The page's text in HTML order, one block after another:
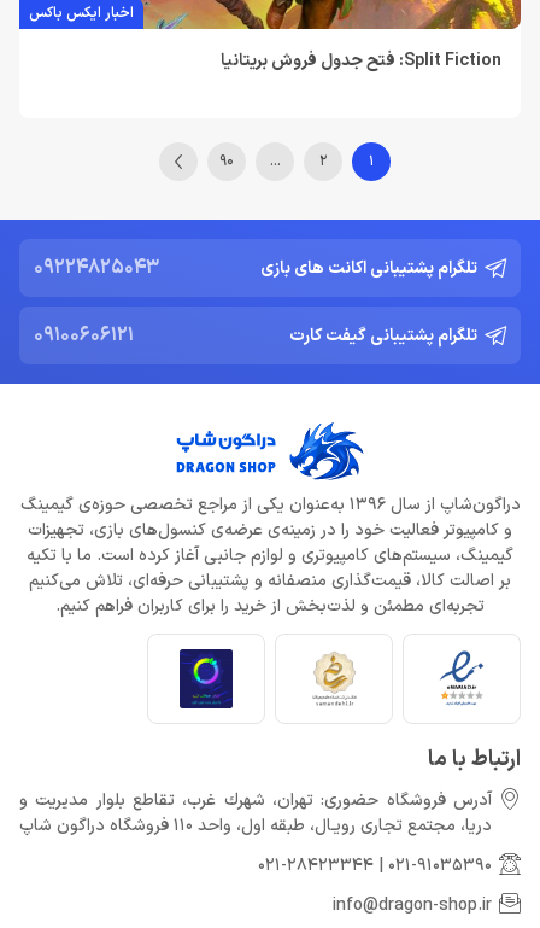
اخبار ایکس باکس
Split Fiction: فتح جدول فروش بریتانیا
1
2
…
90
تلگرام پشتیبانی اکانت های بازی 09224825043
تلگرام پشتیبانی گیفت کارت 09100606121
دراگون‌شاپ از سال 1396 به‌عنوان یکی از مراجع تخصصی حوزه‌ی گیمینگ
و کامپیوتر فعالیت خود را در زمینه‌ی عرضه‌ی کنسول‌های بازی، تجهیزات
گیمینگ، سیستم‌های کامپیوتری و لوازم جانبی آغاز کرده است. ما با تکیه
بر اصالت کالا، قیمت‌گذاری منصفانه و پشتیبانی حرفه‌ای، تلاش می‌کنیم
تجربه‌ای مطمئن و لذت‌بخش از خرید را برای کاربران فراهم کنیم.
ارتباط با ما
آدرس فروشگاه حضوری: تهران، شهرك غرب، تقاطع بلوار مدیریت و
دريا، مجتمع تجارى رويـال، طبقه اول، واحد 110 فروشگاه دراگون شاپ
021-91035390
|
021-28423344
info@dragon-shop.ir